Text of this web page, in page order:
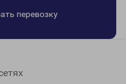
перевозку